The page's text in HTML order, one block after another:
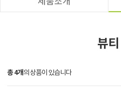
뷰티
총 4개의 상품이 있습니다